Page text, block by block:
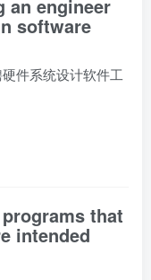
an engineer
software
件系统设计软件工
that
intended